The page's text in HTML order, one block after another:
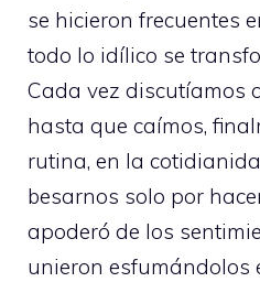
se hicieron frecuentes
todo lo idílico se
Cada vez discutíamos
hasta que caímos,
rutina, en la
besarnos solo por
apoderó de los
unieron esfumándolos